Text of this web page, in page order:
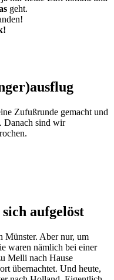
geht.
Zufußrunde gemacht und
Danach sind wir
aufgelöst
Münster. Aber nur, um
waren nämlich bei einer
Melli nach Hause
übernachtet. Und heute,